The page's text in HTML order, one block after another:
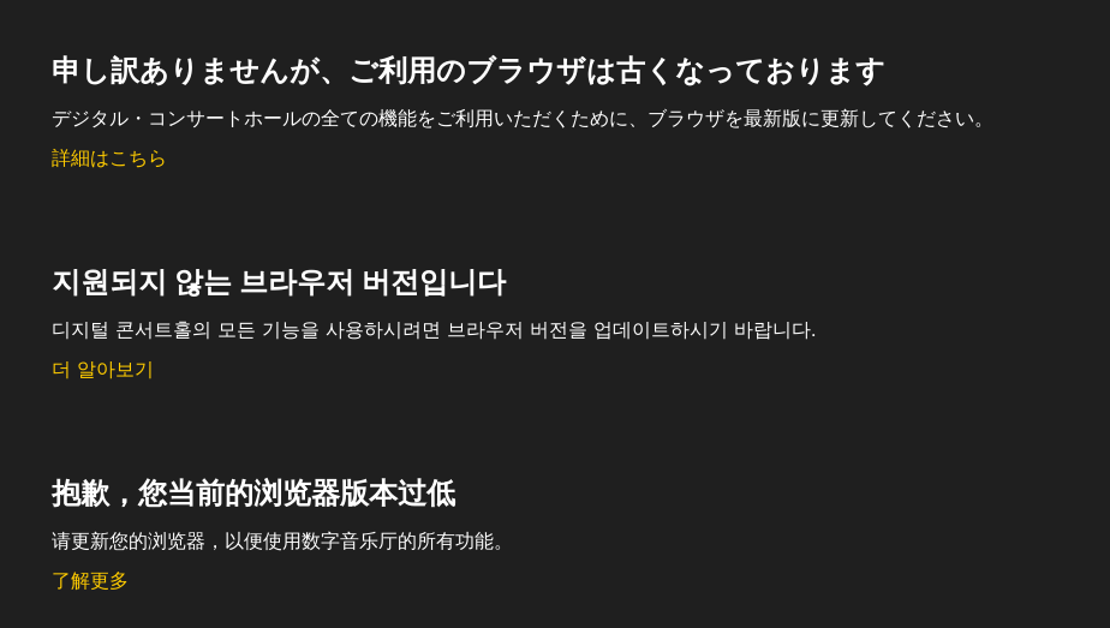
申し訳ありませんが、ご利用のブラウザは古くなっております
デジタル・コンサートホールの全ての機能をご利用いただくために、ブラウザを最新版に更新してください。
詳細はこちら
지원되지 않는 브라우저 버전입니다
디지털 콘서트홀의 모든 기능을 사용하시려면 브라우저 버전을 업데이트하시기 바랍니다.
더 알아보기
抱歉，您当前的浏览器版本过低
请更新您的浏览器，以便使用数字音乐厅的所有功能。
了解更多